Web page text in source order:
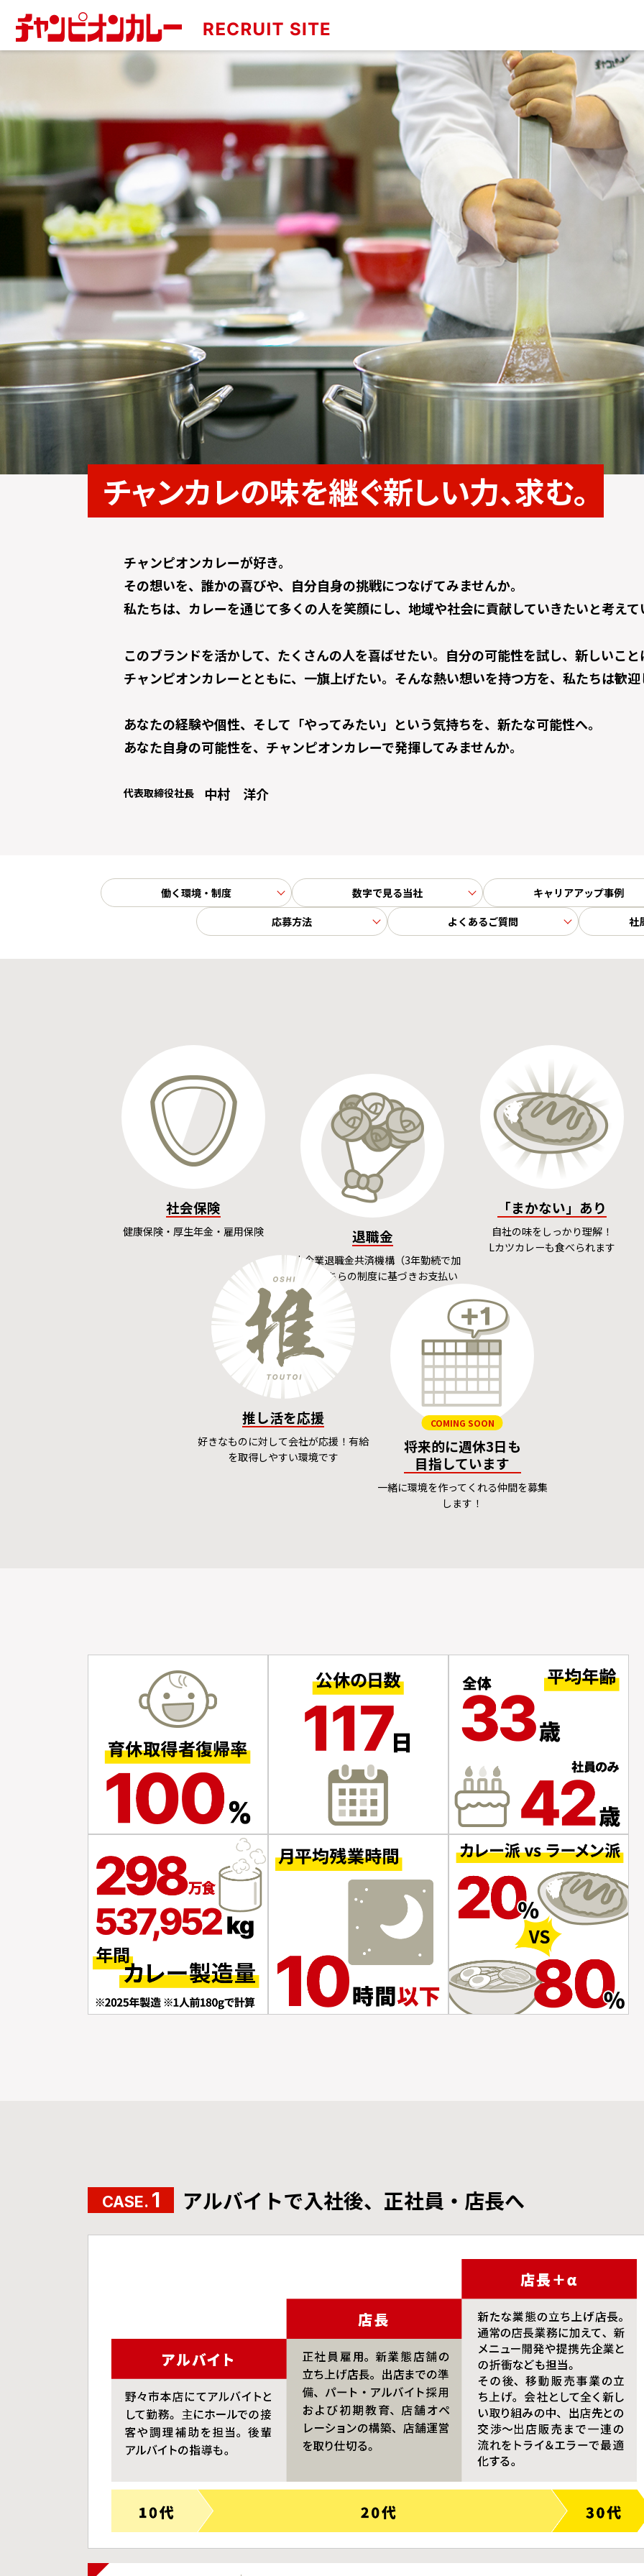
チャンカレの味を継ぐ新しい力、求む。
チャンピオンカレーが好き。
その想いを、誰かの喜びや、自分自身の挑戦につなげてみませんか。
私たちは、カレーを通じて多くの人を笑顔にし、地域や社会に貢献していきたいと考えて
このブランドを活かして、たくさんの人を喜ばせたい。自分の可能性を試し、新しいこ
チャンピオンカレーとともに、一旗上げたい。そんな熱い想いを持つ方を、私たちは歓迎
あなたの経験や個性、そして「やってみたい」という気持ちを、新たな可能性へ。
あなた自身の可能性を、チャンピオンカレーで発揮してみませんか。
代表取締役社長 中村 洋介
働く環境・制度 数字で見る当社
キャリアアップ事例
応募方法
よくあるご質問 社
社会保険
健康保険・厚生年金・雇用保険 退職金
中小企業退職金共済機構（3年勤続で加
入）、こちらの制度に基づきお支払い
「まかない」あり
自社の味をしっかり理解！
Lカツカレーも食べられます
推し活を応援
好きなものに対して会社が応援！有給
を取得しやすい環境です
COMING SOON
将来的に週休3日も
目指しています
一緒に環境を作ってくれる仲間を募集
します！
CASE. 1 アルバイトで入社後、正社員・ 店長へ